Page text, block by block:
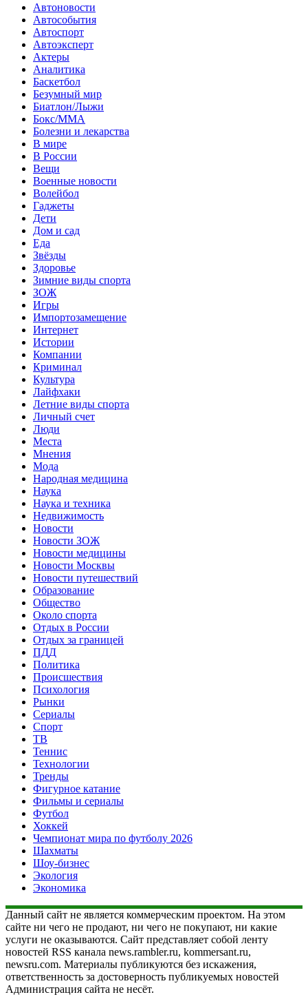
Автоновости
Автособытия
Автоспорт
Автоэксперт
Актеры
Аналитика
Баскетбол
Безумный мир
Биатлон/Лыжи
Бокс/MMA
Болезни и лекарства
В мире
В России
Вещи
Военные новости
Волейбол
Гаджеты
Дети
Дом и сад
Еда
Звёзды
Здоровье
Зимние виды спорта
ЗОЖ
Игры
Импортозамещение
Интернет
Истории
Компании
Криминал
Культура
Лайфхаки
Летние виды спорта
Личный счет
Люди
Места
Мнения
Мода
Народная медицина
Наука
Наука и техника
Недвижимость
Новости
Новости ЗОЖ
Новости медицины
Новости Москвы
Новости путешествий
Образование
Общество
Около спорта
Отдых в России
Отдых за границей
ПДД
Политика
Происшествия
Психология
Рынки
Сериалы
Спорт
ТВ
Теннис
Технологии
Тренды
Фигурное катание
Фильмы и сериалы
Футбол
Хоккей
Чемпионат мира по футболу 2026
Шахматы
Шоу-бизнес
Экология
Экономика
Данный сайт не является коммерческим проектом. На этом
сайте ни чего не продают, ни чего не покупают, ни какие
услуги не оказываются. Сайт представляет собой ленту
новостей RSS канала news.rambler.ru, kommersant.ru,
newsru.com. Материалы публикуются без искажения,
ответственность за достоверность публикуемых новостей
Администрация сайта не несёт.